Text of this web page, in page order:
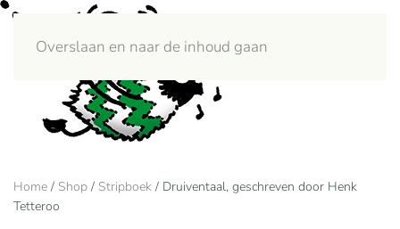
Overslaan en naar de inhoud gaan
Home / Shop / Stripboek / Druiventaal, geschreven door Henk
Tetteroo